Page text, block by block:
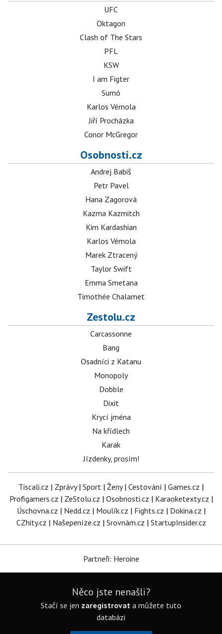
UFC
Oktagon
Clash of The Stars
PFL
KSW
I am Figter
Sumó
Karlos Vémola
Jiří Procházka
Conor McGregor
Osobnosti.cz
Andrej Babiš
Petr Pavel
Hana Zagorová
Kazma Kazmitch
Kim Kardashian
Karlos Vémola
Marek Ztracený
Taylor Swift
Emma Smetana
Timothée Chalamet
Zestolu.cz
Carcassonne
Bang
Osadníci z Katanu
Monopoly
Dobble
Dixit
Krycí jména
Na křídlech
Karak
Jízdenky, prosím!
Tiscali.cz | Zprávy| Sport | Ženy| Cestování | Games.cz |
Profigamers.cz | ZeStolu.cz | Osobnosti.cz | Karaoketexty.cz |
Úschovna.cz | Nedd.cz | Moulík.cz | Fights.cz | Dokina.cz |
CZhity.cz | Našepeníze.cz | Srovnám.cz | StartupInsider.cz
Partneři: Heroine
Něco jste nenašli?
Stačí se jen zaregistrovat a můžete tuto
databázi